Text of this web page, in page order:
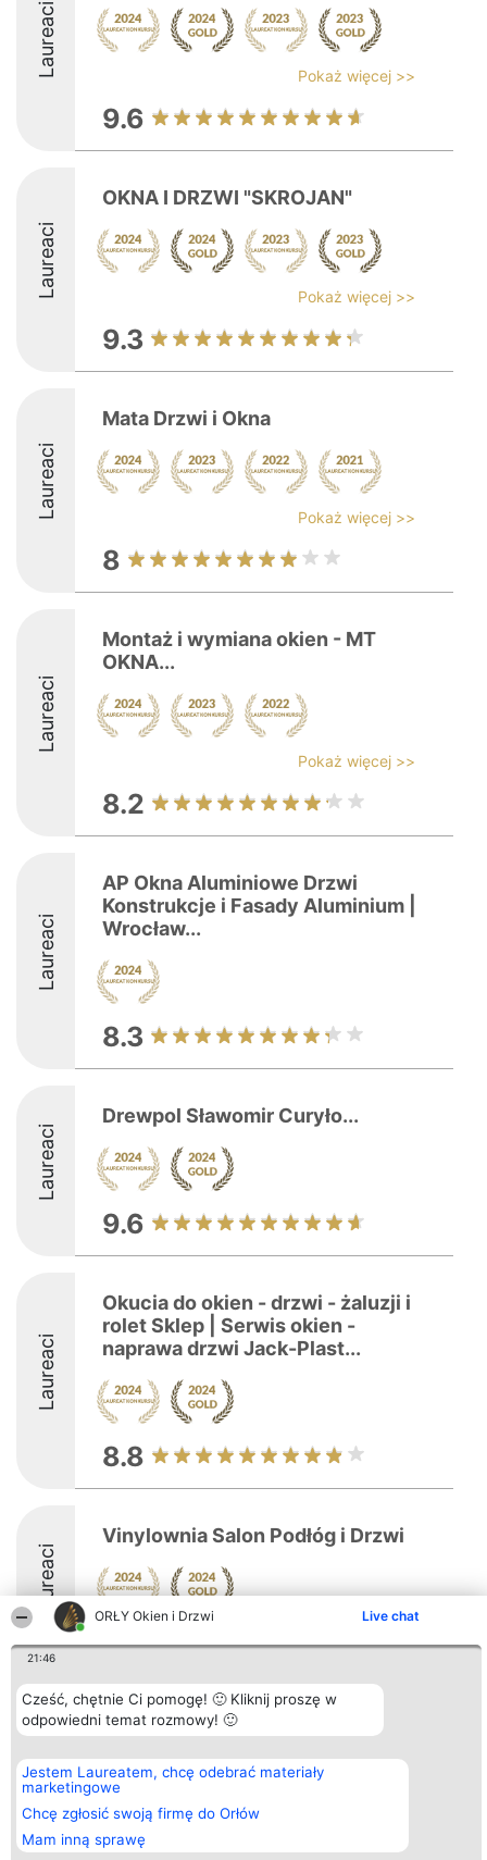
ORŁY Okien i Drzwi Live chat
21:46
Cześć, chętnie Ci pomogę! 🙂 Kliknij proszę w
odpowiedni temat rozmowy! 🙂
Jestem Laureatem, chcę odebrać materiały
marketingowe
Chcę zgłosić swoją firmę do Orłów
Mam inną sprawę
Laureaci Pokaż więcej >>
9.6
Laureaci
OKNA I DRZWI "SKROJAN"
Pokaż więcej >>
9.3
Laureaci
Mata Drzwi i Okna
Pokaż więcej >>
8
Laureaci
Montaż i wymiana okien - MT
OKNA...
Pokaż więcej >>
8.2
Laureaci
AP Okna Aluminiowe Drzwi
Konstrukcje i Fasady Aluminium |
Wrocław...
8.3
Laureaci
Drewpol Sławomir Curyło...
9.6
Laureaci
Okucia do okien - drzwi - żaluzji i
rolet Sklep | Serwis okien -
naprawa drzwi Jack-Plast...
8.8
Laureaci
Vinylownia Salon Podłóg i Drzwi
9.3
Organizator plebiscytu
Bright Side Solutions sp. z o.
ul. Ruska 22
Wrocław 50-079
KRS 0000749100 | Regon
381313360 | NIP 8943132676
+48 508 492 400
Plebiscyt
Laureaci
wszystkich
Regulamin
Kontakt